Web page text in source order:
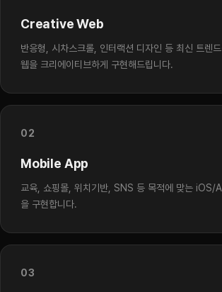
Creative Web
반응형, 시차스크롤, 인터랙션 디자인 등 최신 트렌
웹을 크리에이티브하게 구현해드립니다.
02
Mobile App
교육, 쇼핑몰, 위치기반, SNS 등 목적에 맞는 iOS/
을 구현합니다.
03